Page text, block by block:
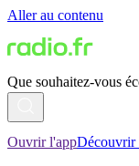
Aller au contenu
Que souhaitez-vous
Ouvrir l'appDécouvrir